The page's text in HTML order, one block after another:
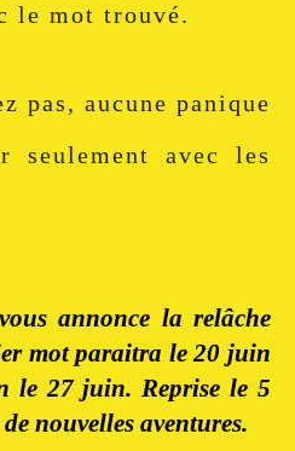
le mot trouvé.
pas, aucune panique
seulement avec les
annonce la relâche
mot paraitra le 20 juin
le 27 juin. Reprise le 5
nouvelles aventures.